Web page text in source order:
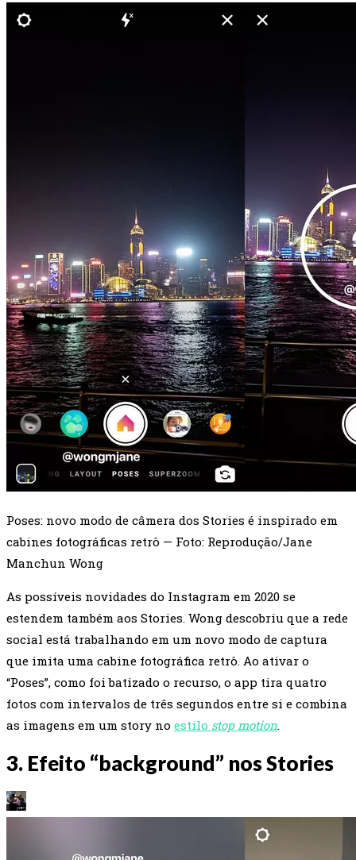
Poses: novo modo de câmera dos Stories é inspirado em
cabines fotográficas retrô — Foto: Reprodução/Jane
Manchun Wong
As possíveis novidades do Instagram em 2020 se
estendem também aos Stories. Wong descobriu que a rede
social está trabalhando em um novo modo de captura
que imita uma cabine fotográfica retrô. Ao ativar o
“Poses”, como foi batizado o recurso, o app tira quatro
fotos com intervalos de três segundos entre si e combina
as imagens em um story no estilo stop motion.
3. Efeito “background” nos Stories